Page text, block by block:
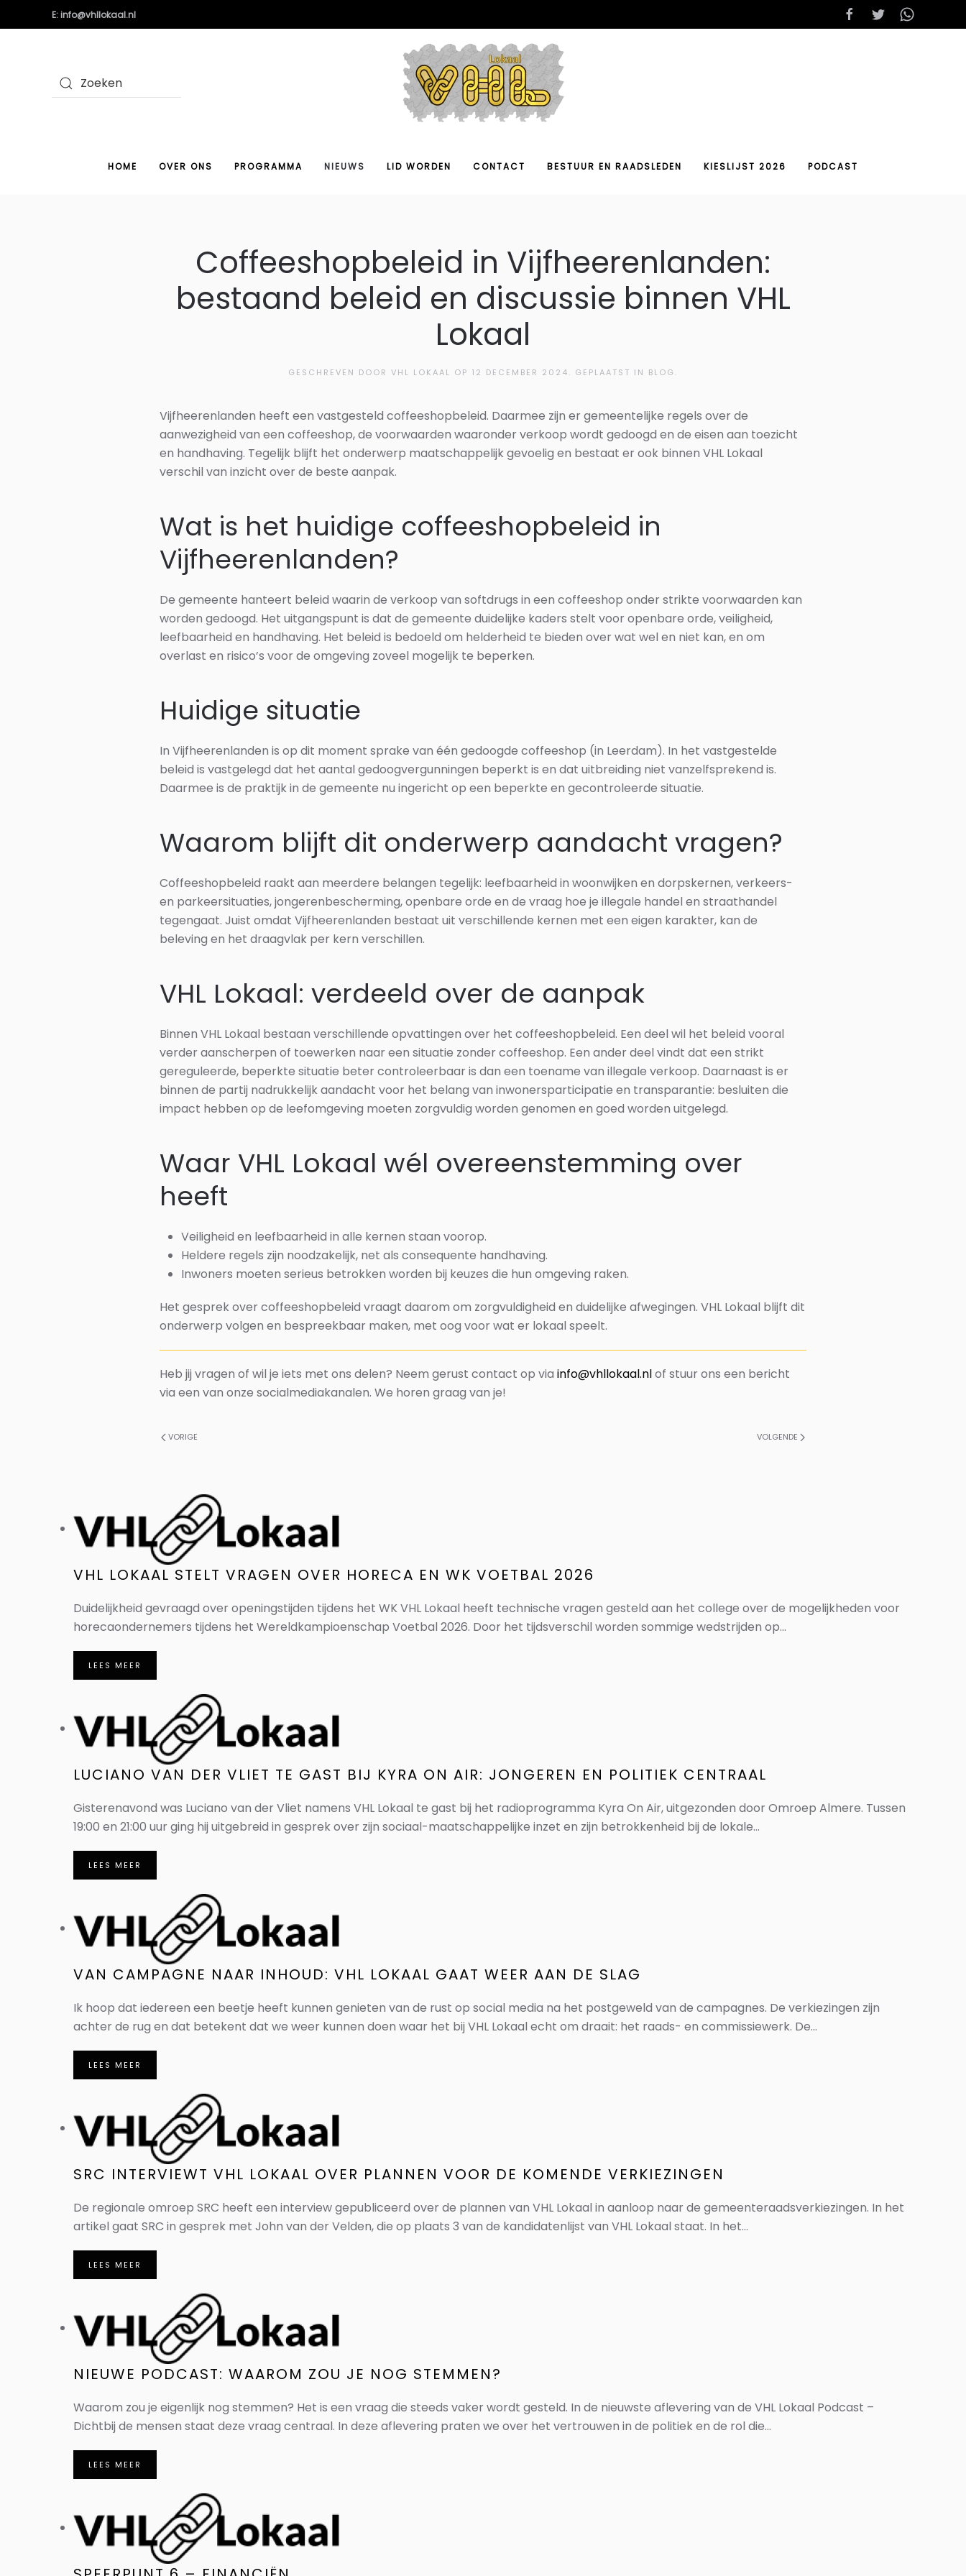
E: info@vhllokaal.nl
HOME OVER ONS PROGRAMMA NIEUWS LID WORDEN CONTACT BESTUUR EN RAADSLEDEN KIESLIJST 2026 PODCAST
Coffeeshopbeleid in Vijfheerenlanden:
bestaand beleid en discussie binnen VHL
Lokaal
GESCHREVEN DOOR VHL LOKAAL OP 12 DECEMBER 2024. GEPLAATST IN BLOG.
Vijfheerenlanden heeft een vastgesteld coffeeshopbeleid. Daarmee zijn er gemeentelijke regels over de
aanwezigheid van een coffeeshop, de voorwaarden waaronder verkoop wordt gedoogd en de eisen aan toezicht
en handhaving. Tegelijk blijft het onderwerp maatschappelijk gevoelig en bestaat er ook binnen VHL Lokaal
verschil van inzicht over de beste aanpak.
Wat is het huidige coffeeshopbeleid in
Vijfheerenlanden?
De gemeente hanteert beleid waarin de verkoop van softdrugs in een coffeeshop onder strikte voorwaarden kan
worden gedoogd. Het uitgangspunt is dat de gemeente duidelijke kaders stelt voor openbare orde, veiligheid,
leefbaarheid en handhaving. Het beleid is bedoeld om helderheid te bieden over wat wel en niet kan, en om
overlast en risico’s voor de omgeving zoveel mogelijk te beperken.
Huidige situatie
In Vijfheerenlanden is op dit moment sprake van één gedoogde coffeeshop (in Leerdam). In het vastgestelde
beleid is vastgelegd dat het aantal gedoogvergunningen beperkt is en dat uitbreiding niet vanzelfsprekend is.
Daarmee is de praktijk in de gemeente nu ingericht op een beperkte en gecontroleerde situatie.
Waarom blijft dit onderwerp aandacht vragen?
Coffeeshopbeleid raakt aan meerdere belangen tegelijk: leefbaarheid in woonwijken en dorpskernen, verkeers-
en parkeersituaties, jongerenbescherming, openbare orde en de vraag hoe je illegale handel en straathandel
tegengaat. Juist omdat Vijfheerenlanden bestaat uit verschillende kernen met een eigen karakter, kan de
beleving en het draagvlak per kern verschillen.
VHL Lokaal: verdeeld over de aanpak
Binnen VHL Lokaal bestaan verschillende opvattingen over het coffeeshopbeleid. Een deel wil het beleid vooral
verder aanscherpen of toewerken naar een situatie zonder coffeeshop. Een ander deel vindt dat een strikt
gereguleerde, beperkte situatie beter controleerbaar is dan een toename van illegale verkoop. Daarnaast is er
binnen de partij nadrukkelijk aandacht voor het belang van inwonersparticipatie en transparantie: besluiten die
impact hebben op de leefomgeving moeten zorgvuldig worden genomen en goed worden uitgelegd.
Waar VHL Lokaal wél overeenstemming over
heeft
Veiligheid en leefbaarheid in alle kernen staan voorop.
Heldere regels zijn noodzakelijk, net als consequente handhaving.
Inwoners moeten serieus betrokken worden bij keuzes die hun omgeving raken.
Het gesprek over coffeeshopbeleid vraagt daarom om zorgvuldigheid en duidelijke afwegingen. VHL Lokaal blijft dit
onderwerp volgen en bespreekbaar maken, met oog voor wat er lokaal speelt.
Heb jij vragen of wil je iets met ons delen? Neem gerust contact op via info@vhllokaal.nlof stuur ons een bericht
via een van onze socialmediakanalen. We horen graag van je!
VORIGE VOLGENDE
VHL LOKAAL STELT VRAGEN OVER HORECA EN WK VOETBAL 2026
Duidelijkheid gevraagd over openingstijden tijdens het WK VHL Lokaal heeft technische vragen gesteld aan het college over de mogelijkheden voor
horecaondernemers tijdens het Wereldkampioenschap Voetbal 2026. Door het tijdsverschil worden sommige wedstrijden op...
LEES MEER
LUCIANO VAN DER VLIET TE GAST BIJ KYRA ON AIR: JONGEREN EN POLITIEK CENTRAAL
Gisterenavond was Luciano van der Vliet namens VHL Lokaal te gast bij het radioprogramma Kyra On Air, uitgezonden door Omroep Almere. Tussen
19:00 en 21:00 uur ging hij uitgebreid in gesprek over zijn sociaal-maatschappelijke inzet en zijn betrokkenheid bij de lokale...
LEES MEER
VAN CAMPAGNE NAAR INHOUD: VHL LOKAAL GAAT WEER AAN DE SLAG
Ik hoop dat iedereen een beetje heeft kunnen genieten van de rust op social media na het postgeweld van de campagnes. De verkiezingen zijn
achter de rug en dat betekent dat we weer kunnen doen waar het bij VHL Lokaal echt om draait: het raads- en commissiewerk. De...
LEES MEER
SRC INTERVIEWT VHL LOKAAL OVER PLANNEN VOOR DE KOMENDE VERKIEZINGEN
De regionale omroep SRC heeft een interview gepubliceerd over de plannen van VHL Lokaal in aanloop naar de gemeenteraadsverkiezingen. In het
artikel gaat SRC in gesprek met John van der Velden, die op plaats 3 van de kandidatenlijst van VHL Lokaal staat. In het...
LEES MEER
NIEUWE PODCAST: WAAROM ZOU JE NOG STEMMEN?
Waarom zou je eigenlijk nog stemmen? Het is een vraag die steeds vaker wordt gesteld. In de nieuwste aflevering van de VHL Lokaal Podcast –
Dichtbij de mensen staat deze vraag centraal. In deze aflevering praten we over het vertrouwen in de politiek en de rol die...
LEES MEER